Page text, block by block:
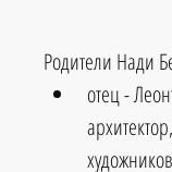
Родители Нади
отец -